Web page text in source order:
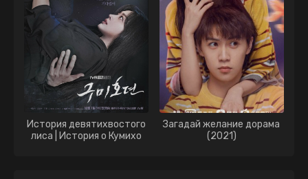
История девятихвостого
лиса | История о Кумихо
Загадай желание дорама
(2021)